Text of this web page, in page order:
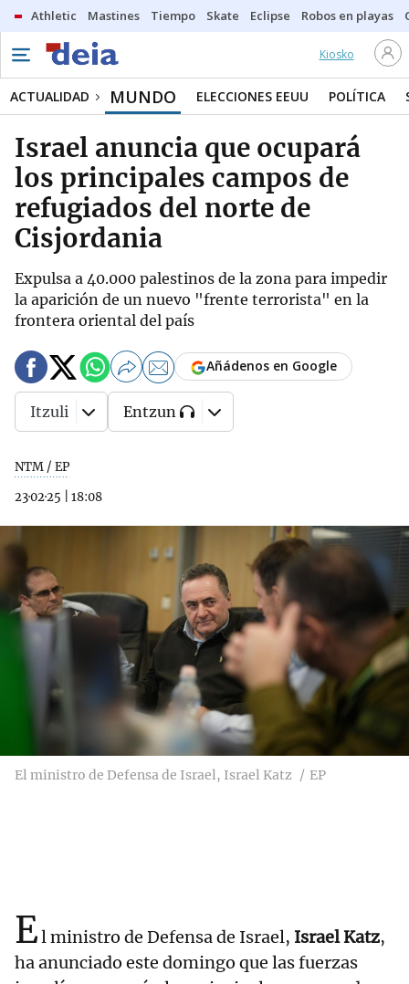
Athletic Mastines Tiempo Skate Eclipse Robos en playas
Kiosko
ACTUALIDAD MUNDO ELECCIONES EEUU POLÍTICA
Israel anuncia que ocupará
los principales campos de
refugiados del norte de
Cisjordania
Expulsa a 40.000 palestinos de la zona para impedir
la aparición de un nuevo "frente terrorista" en la
frontera oriental del país
NTM / EP
23·02·25
18:08
Añádenos en Google
Itzuli Entzun
El ministro de Defensa de Israel, Israel Katz EP
El ministro de Defensa de Israel, Israel Katz,
ha anunciado este domingo que las fuerzas